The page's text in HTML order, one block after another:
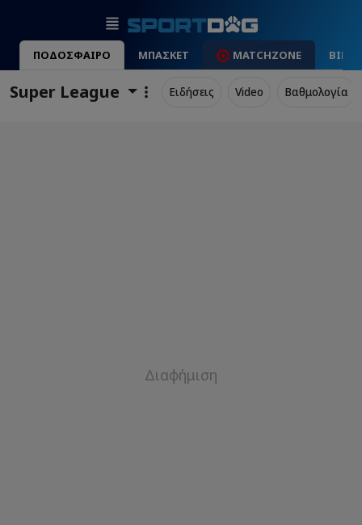
ΠΟΔΟΣΦΑΙΡΟ ΜΠΑΣΚΕΤ MATCHZONE
Super League Ειδήσεις Video Βαθμολογία